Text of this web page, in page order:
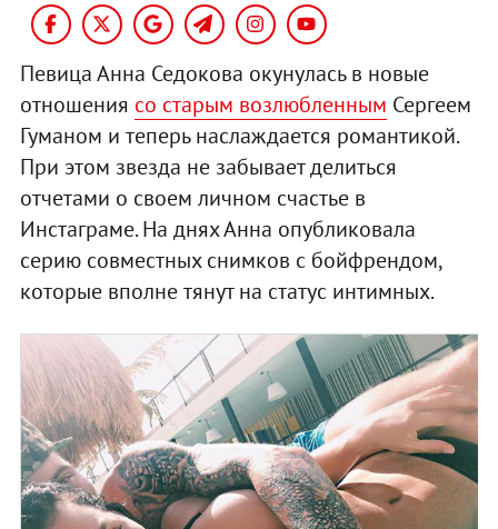
Певица Анна Седокова окунулась в новые
отношения со старым возлюбленным Сергеем
Гуманом и теперь наслаждается романтикой.
При этом звезда не забывает делиться
отчетами о своем личном счастье в
Инстаграме. На днях Анна опубликовала
серию совместных снимков с бойфрендом,
которые вполне тянут на статус интимных.